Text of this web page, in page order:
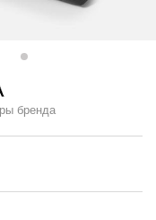
бренда